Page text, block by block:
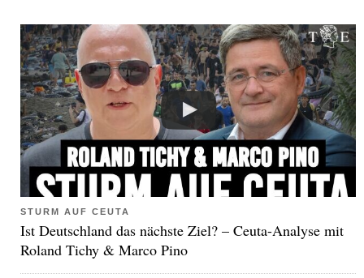
STURM AUF CEUTA
Ist Deutschland das nächste Ziel? – Ceuta-Analyse mit
Roland Tichy & Marco Pino